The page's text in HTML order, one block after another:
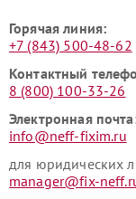
Горячая линия:
+7 (843) 500-48-62
Контактный
8 (800) 100-33-26
Электронная
info@neff-fixim.ru
для юридических
manager@fix-